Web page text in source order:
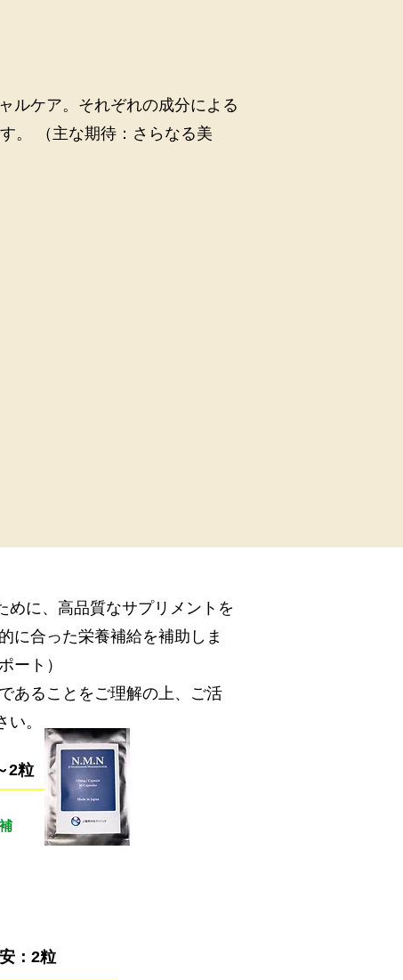
ルケア。それぞれの成分による
。 （主な期待：さらなる美
めに、高品質なサプリメントを
に合った栄養補給を補助しま
ート）
あることをご理解の上、ご活
。
2粒
：2粒